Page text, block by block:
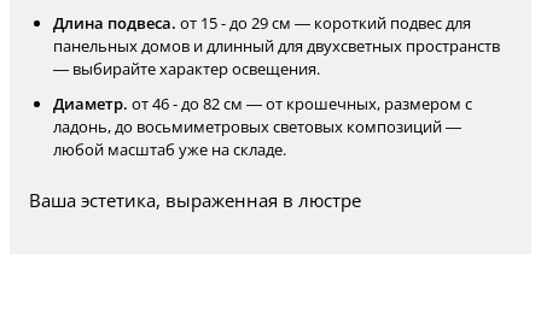
Длина подвеса. от 15 - до 29 см — короткий подвес для
панельных домов и длинный для двухсветных пространств
— выбирайте характер освещения.
Диаметр. от 46 - до 82 см — от крошечных, размером с
ладонь, до восьмиметровых световых композиций —
любой масштаб уже на складе.
Ваша эстетика, выраженная в люстре